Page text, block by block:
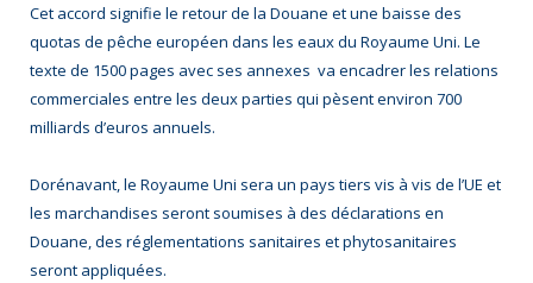
Cet accord signifie le retour de la Douane et une baisse des
quotas de pêche européen dans les eaux du Royaume Uni. Le
texte de 1500 pages avec ses annexes va encadrer les relations
commerciales entre les deux parties qui pèsent environ 700
milliards d’euros annuels.
Dorénavant, le Royaume Uni sera un pays tiers vis à vis de l’UE et
les marchandises seront soumises à des déclarations en
Douane, des réglementations sanitaires et phytosanitaires
seront appliquées.